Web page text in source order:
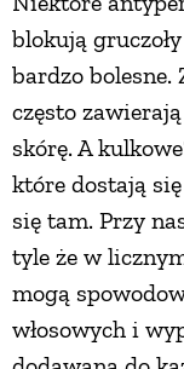
blokują
bardzo
często
skórę. A
które dostają
się tam. Przy
tyle że w
mogą
włosowych i